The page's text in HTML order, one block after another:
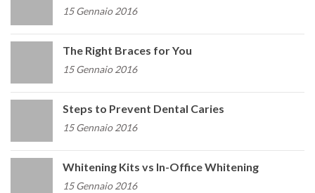
15 Gennaio 2016
The Right Braces for You
15 Gennaio 2016
Steps to Prevent Dental Caries
15 Gennaio 2016
Whitening Kits vs In-Office Whitening
15 Gennaio 2016